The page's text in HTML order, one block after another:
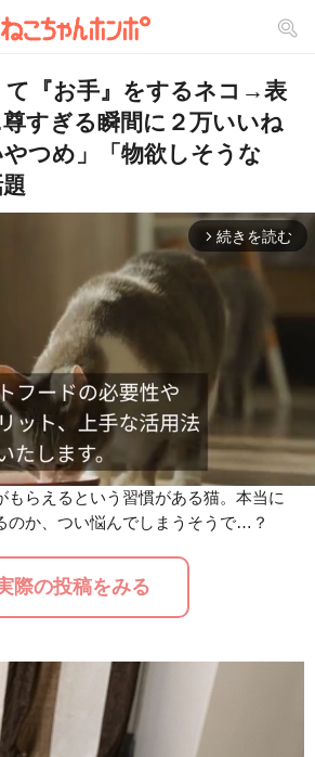
て『お手』をするネコ→表
すぎる瞬間に２万いいね
やつめ」「物欲しそうな
arrow_forward_ios 続きを読む
もらえるという習慣がある猫。本当に
のか、つい悩んでしまうそうで…？
際の投稿をみる